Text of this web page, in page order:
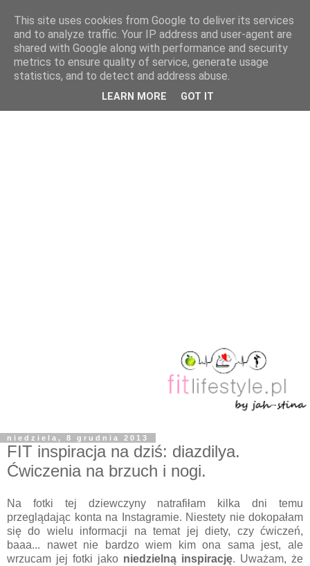
niedziela, 8 grudnia 2013
FIT inspiracja na dziś: diazdilya.
Ćwiczenia na brzuch i nogi.
Na fotki tej dziewczyny natrafiłam kilka dni temu
przeglądając konta na Instagramie. Niestety nie dokopałam
się do wielu informacji na temat jej diety, czy ćwiczeń,
baaa... nawet nie bardzo wiem kim ona sama jest, ale
wrzucam jej fotki jako niedzielną inspirację. Uważam, że
This site uses cookies from Google to deliver its services
and to analyze traffic. Your IP address and user-agent are
shared with Google along with performance and security
metrics to ensure quality of service, generate usage
statistics, and to detect and address abuse.
LEARN MORE GOT IT